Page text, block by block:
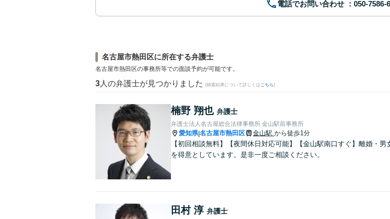
電話でお問い合わせ
名古屋市熱田区に所在する弁護士
名古屋市熱田区の事務所等での面談予約が可能です。
3 人の弁護士が見つかりました (検索結果について詳しくは こちら)
楠野 翔也 弁護士
弁護士法人名古屋総合法律事務所 金山駅前事務所
愛知県|名古屋市熱田区 金山駅 から徒歩1分
【初回相談無料】【夜間休日対応可能】【金山駅南口すぐ】離婚・
を得意としています。是非一度ご相談ください。
田村 淳 弁護士